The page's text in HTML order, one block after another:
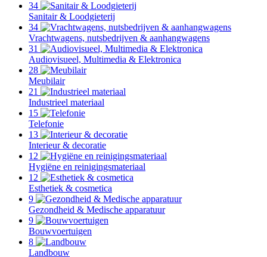
34
Sanitair & Loodgieterij
34
Vrachtwagens, nutsbedrijven & aanhangwagens
31
Audiovisueel, Multimedia & Elektronica
28
Meubilair
21
Industrieel materiaal
15
Telefonie
13
Interieur & decoratie
12
Hygiëne en reinigingsmateriaal
12
Esthetiek & cosmetica
9
Gezondheid & Medische apparatuur
9
Bouwvoertuigen
8
Landbouw